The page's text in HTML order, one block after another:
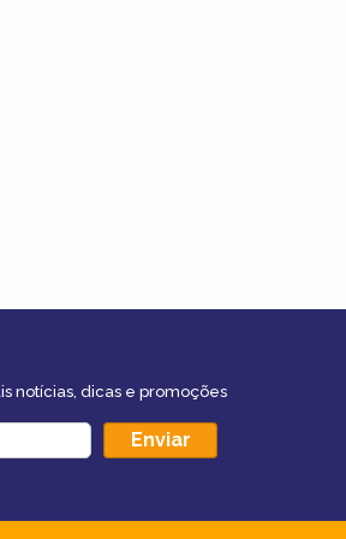
notícias, dicas e promoções